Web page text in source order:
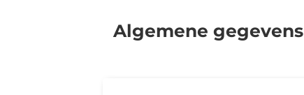
Algemene gegevens